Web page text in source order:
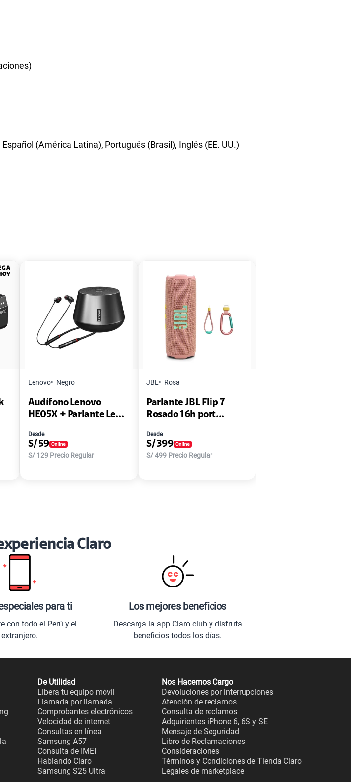
(América Latina), Portugués (Brasil), Inglés (EE. UU.)
Lenovo Negro
Audífono Lenovo
HE05X + Parlante Le...
Desde
S/ 59
S/ 129 Precio Regular
JBL Rosa
Parlante JBL Flip 7
Rosado 16h port...
Desde
S/ 399
S/499 Precio Regular
Claro
para ti
con todo el Perú y el
extranjero.
Los mejores beneficios
Descarga la app Claro club y disfruta
beneficios todos los días.
De Utilidad
Libera tu equipo móvil
Llamada por llamada
Comprobantes electrónicos
Velocidad de internet
Consultas en línea
Samsung A57
Consulta de IMEI
Hablando Claro
Samsung S25 Ultra
Nos Hacemos Cargo
Devoluciones por interrupciones
Atención de reclamos
Consulta de reclamos
Adquirientes iPhone 6, 6S y SE
Mensaje de Seguridad
Libro de Reclamaciones
Consideraciones
Términos y Condiciones de Tienda Claro
Legales de marketplace